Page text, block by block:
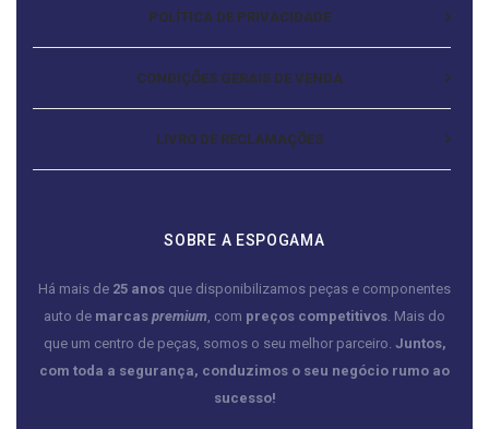
POLÍTICA DE PRIVACIDADE
CONDIÇÕES GERAIS DE VENDA
LIVRO DE RECLAMAÇÕES
SOBRE A ESPOGAMA
Há mais de 25 anos que disponibilizamos peças e componentes
auto de marcas premium , com preços competitivos . Mais do
que um centro de peças, somos o seu melhor parceiro. Juntos,
com toda a segurança, conduzimos o seu negócio rumo ao
sucesso!